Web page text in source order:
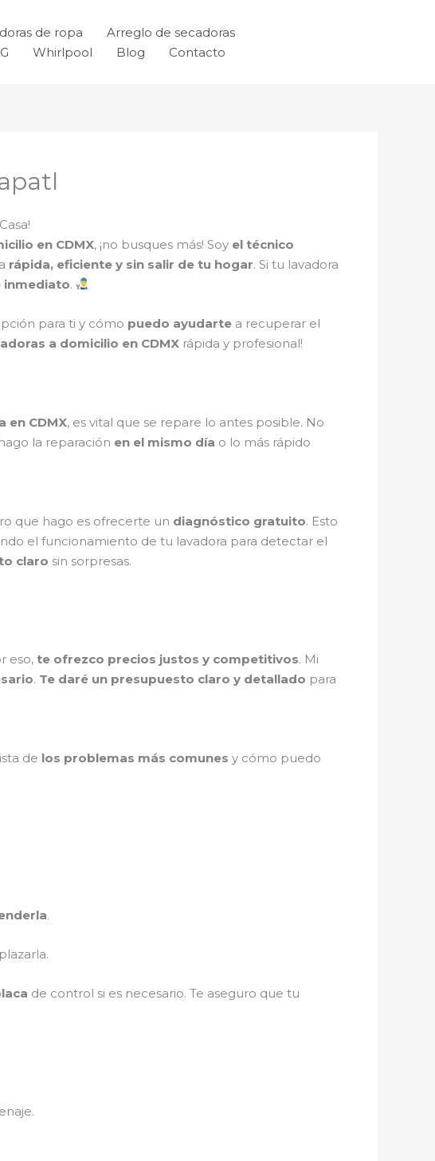
de ropa
Arreglo de secadoras
Whirlpool Blog Contacto
en CDMX, ¡no busques más! Soy el técnico
rápida, eficiente y sin salir de tu hogar. Si tu lavadora
inmediato.
para ti y cómo puedo ayudarte a recuperar el
a domicilio en CDMX rápida y profesional!
en CDMX, es vital que se repare lo antes posible. No
la reparación en el mismo día o lo más rápido
que hago es ofrecerte un diagnóstico gratuito. Esto
el funcionamiento de tu lavadora para detectar el
claro sin sorpresas.
eso, te ofrezco precios justos y competitivos. Mi
. Te daré un presupuesto claro y detallado para
de los problemas más comunes y cómo puedo
.
de control si es necesario. Te aseguro que tu